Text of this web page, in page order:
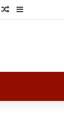
In
Random Article
Sidebar